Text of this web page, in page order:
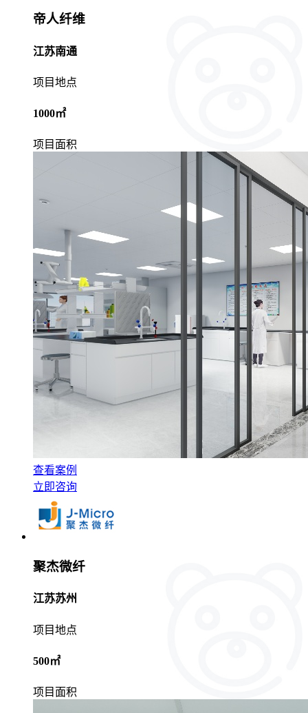
帝人纤维
江苏南通
项目地点
1000㎡
项目面积
查看案例
立即咨询
聚杰微纤
江苏苏州
项目地点
500㎡
项目面积